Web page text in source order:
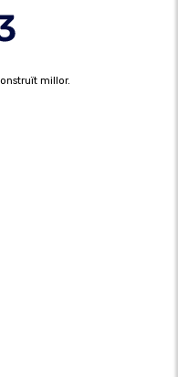
millor.